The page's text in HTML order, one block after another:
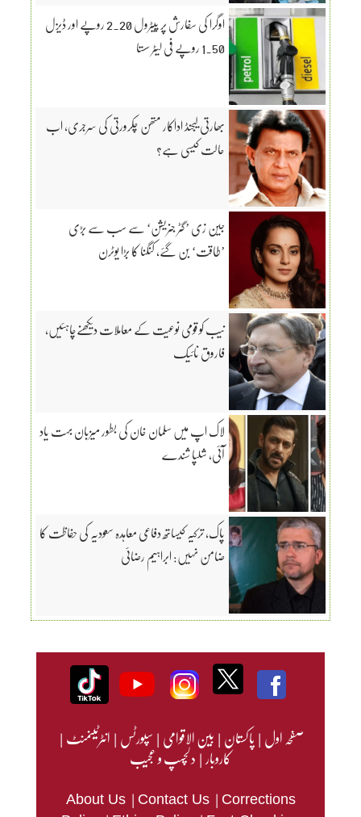
اوگرا کی سفارش پر پیٹرول 2.20 روپے اور ڈیزل
1.50 روپے فی لیٹر سستا
بھارتی لیجنڈ اداکار متھن چکرورتی کی سرجری، اب
حالت کیسی ہے؟
جین زی ’گٹر جنریشن‘ سے سب سے بڑی
’طاقت‘ بن گئے، کنگنا کا بڑا یوٹرن
نیب کو قومی نوعیت کے معاملات دیکھنےچاہئیں،
فاروق نائیک
لاک اپ میں سلمان خان کی بطور میزبان بہت یاد
آئی، شلپا شندے
پاک، ترکیہ کیساتھ دفاعی معاہدہ سعودیہ کی حفاظت کا
ضامن نہیں: ابراہیم رضائی
صفحہ اول|پاکستان|بین الاقوامی|سپورٹس|انٹرٹینمنٹ|
کاروبار|دلچسپ و عجیب
About Us | Contact Us | Corrections